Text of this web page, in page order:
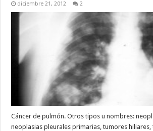
diciembre 21, 2012 2
Cáncer de pulmón. Otros tipos u nombres:
neoplasias pleurales primarias, tumores